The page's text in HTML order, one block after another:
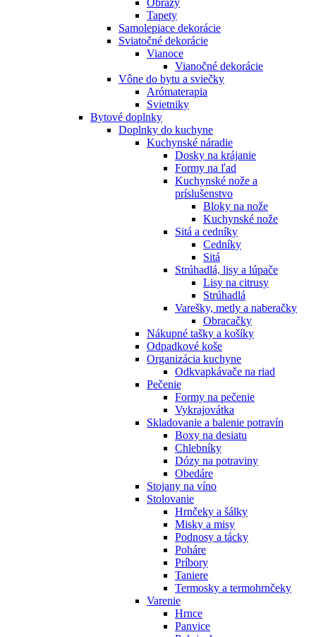
Obrazy
Tapety
Samolepiace dekorácie
Sviatočné dekorácie
Vianoce
Vianočné dekorácie
Vône do bytu a sviečky
Arómaterapia
Svietniky
Bytové doplnky
Doplnky do kuchyne
Kuchynské náradie
Dosky na krájanie
Formy na ľad
Kuchynské nože a
príslušenstvo
Bloky na nože
Kuchynské nože
Sitá a cedníky
Cedníky
Sitá
Strúhadlá, lisy a lúpače
Lisy na citrusy
Strúhadlá
Varešky, metly a naberačky
Obracačky
Nákupné tašky a košíky
Odpadkové koše
Organizácia kuchyne
Odkvapkávače na riad
Pečenie
Formy na pečenie
Vykrajovátka
Skladovanie a balenie potravín
Boxy na desiatu
Chlebníky
Dózy na potraviny
Obedáre
Stojany na víno
Stolovanie
Hrnčeky a šálky
Misky a misy
Podnosy a tácky
Poháre
Príbory
Taniere
Termosky a termohrnčeky
Varenie
Hrnce
Panvice